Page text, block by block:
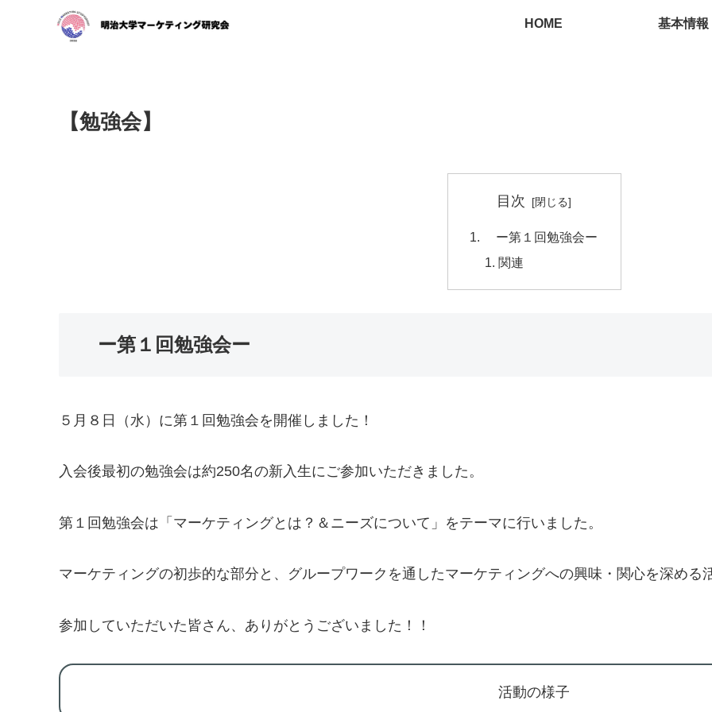
HOME 基本情報
【勉強会】
目次
ー第１回勉強会ー
関連
ー第１回勉強会ー
５月８日（水）に第１回勉強会を開催しました！
入会後最初の勉強会は約250名の新入生にご参加いただきました。
第１回勉強会は「マーケティングとは？＆ニーズについて」をテーマに行いました。
マーケティングの初歩的な部分と、グループワークを通したマーケティングへの興味・関心を深める
参加していただいた皆さん、ありがとうございました！！
活動の様子